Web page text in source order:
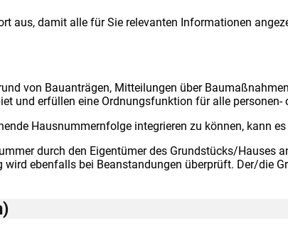
aus, damit alle für Sie relevanten Informationen
von Bauanträgen, Mitteilungen über
und erfüllen eine Ordnungsfunktion für alle personen-
Hausnummernfolge integrieren zu können, kann
durch den Eigentümer des Grundstücks/
wird ebenfalls bei Beanstandungen überprüft. Der/die